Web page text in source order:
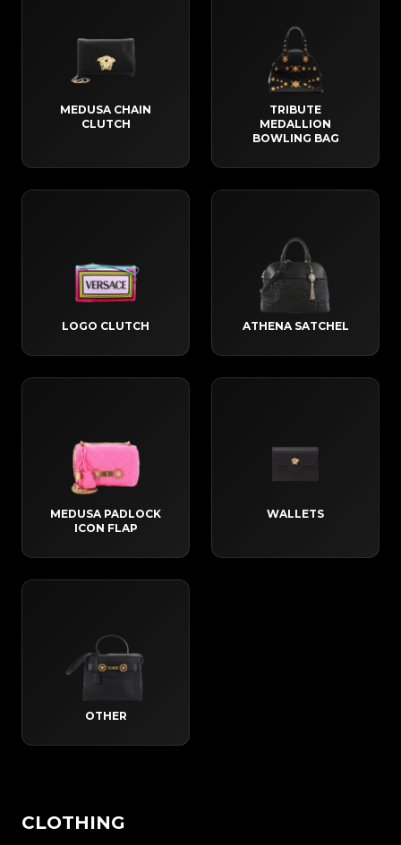
MEDUSA CHAIN
CLUTCH
TRIBUTE
MEDALLION
BOWLING BAG
LOGO CLUTCH ATHENA SATCHEL
MEDUSA PADLOCK
ICON FLAP
WALLETS
OTHER
CLOTHING